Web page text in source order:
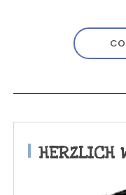
HERZLICH